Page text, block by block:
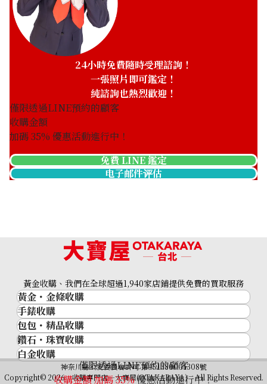
24小時免費隨時受理諮詢！
一張照片即可鑑定！
純諮詢也熱烈歡迎！
僅限透過LINE預約的顧客
收購金額
加碼35% 優惠活動進行中！
免費 LINE 鑑定
电子邮件评估
僅限透過LINE預約的顧客
收購金額 加碼35%優惠活動進行中！
黃金收購、我們在全球超過1,940家店鋪提供免費的買取服務
黃金・金條收購
黃金與貴金屬
金的錠
金幣
黃金過去10年
黃金飾品
手錶收購
名牌手錶
Rolex
Patek Philippe
Audemars Piguet
包包・精品收購
品牌精品
Cartier
LOUIS VUITTON
鑽石・珠寶收購
鑽石･珠寶
白金收購
神奈川縣公安委員會許可 第451380001308號
Copyright© 2026 收購專門店—大寶屋(OTAKARAYA) All Rights Reserved.